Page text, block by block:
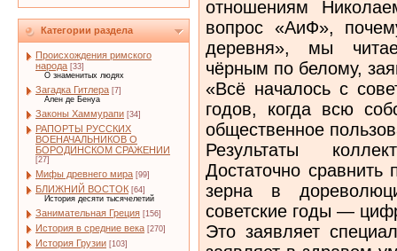
Категории раздела
Происхождения римского
народа [33]
О знаменитых людях
Загадка Гитлера [7]
Ален де Бенуа
Законы Хаммурапи [34]
РАПОРТЫ РУССКИХ
ВОЕНАЧАЛЬНИКОВ О
БОРОДИНСКОМ СРАЖЕНИИ
[27]
Мифы древнего мира [99]
БЛИЖНИЙ ВОСТОК [64]
История десяти тысячелетий
Занимательная Греция [156]
История в средние века [270]
История Грузии [103]
отношениям
вопрос «АиФ»,
деревня», мы
чёрным по белому,
«Всё началось с
годов, когда всю
общественное
Результаты
Достаточно
зерна в
советские годы —
Это заявляет